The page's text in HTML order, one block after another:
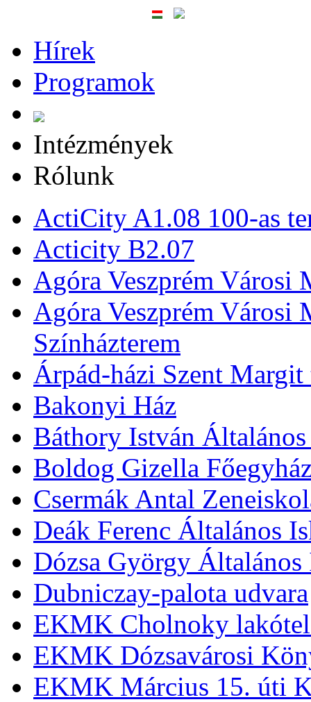
Hírek
Programok
Intézmények
Rólunk
ActiCity A1.08 100-as
Acticity B2.07
Agóra Veszprém Városi
Agóra Veszprém Városi
Színházterem
Árpád-házi Szent
Bakonyi Ház
Báthory István
Boldog Gizella
Csermák Antal
Deák Ferenc Általános
Dózsa György Általános
Dubniczay-palota udvara
EKMK Cholnoky
EKMK Dózsavárosi
EKMK Március 15. úti